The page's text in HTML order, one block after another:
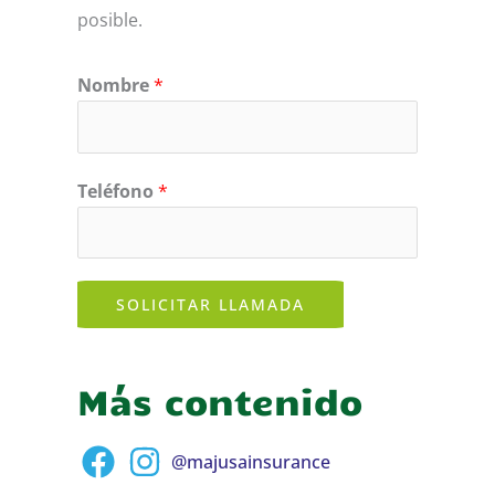
posible.
Nombre*
Teléfono *
SOLICITAR LLAMADA
Más contenido
@majusainsurance